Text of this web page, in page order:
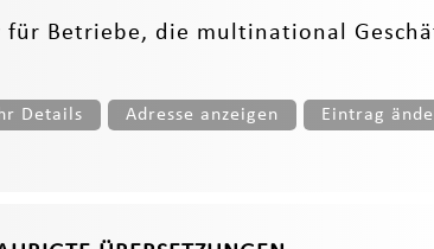
Betriebe, die multinational
Details Adresse anzeigen Eintrag